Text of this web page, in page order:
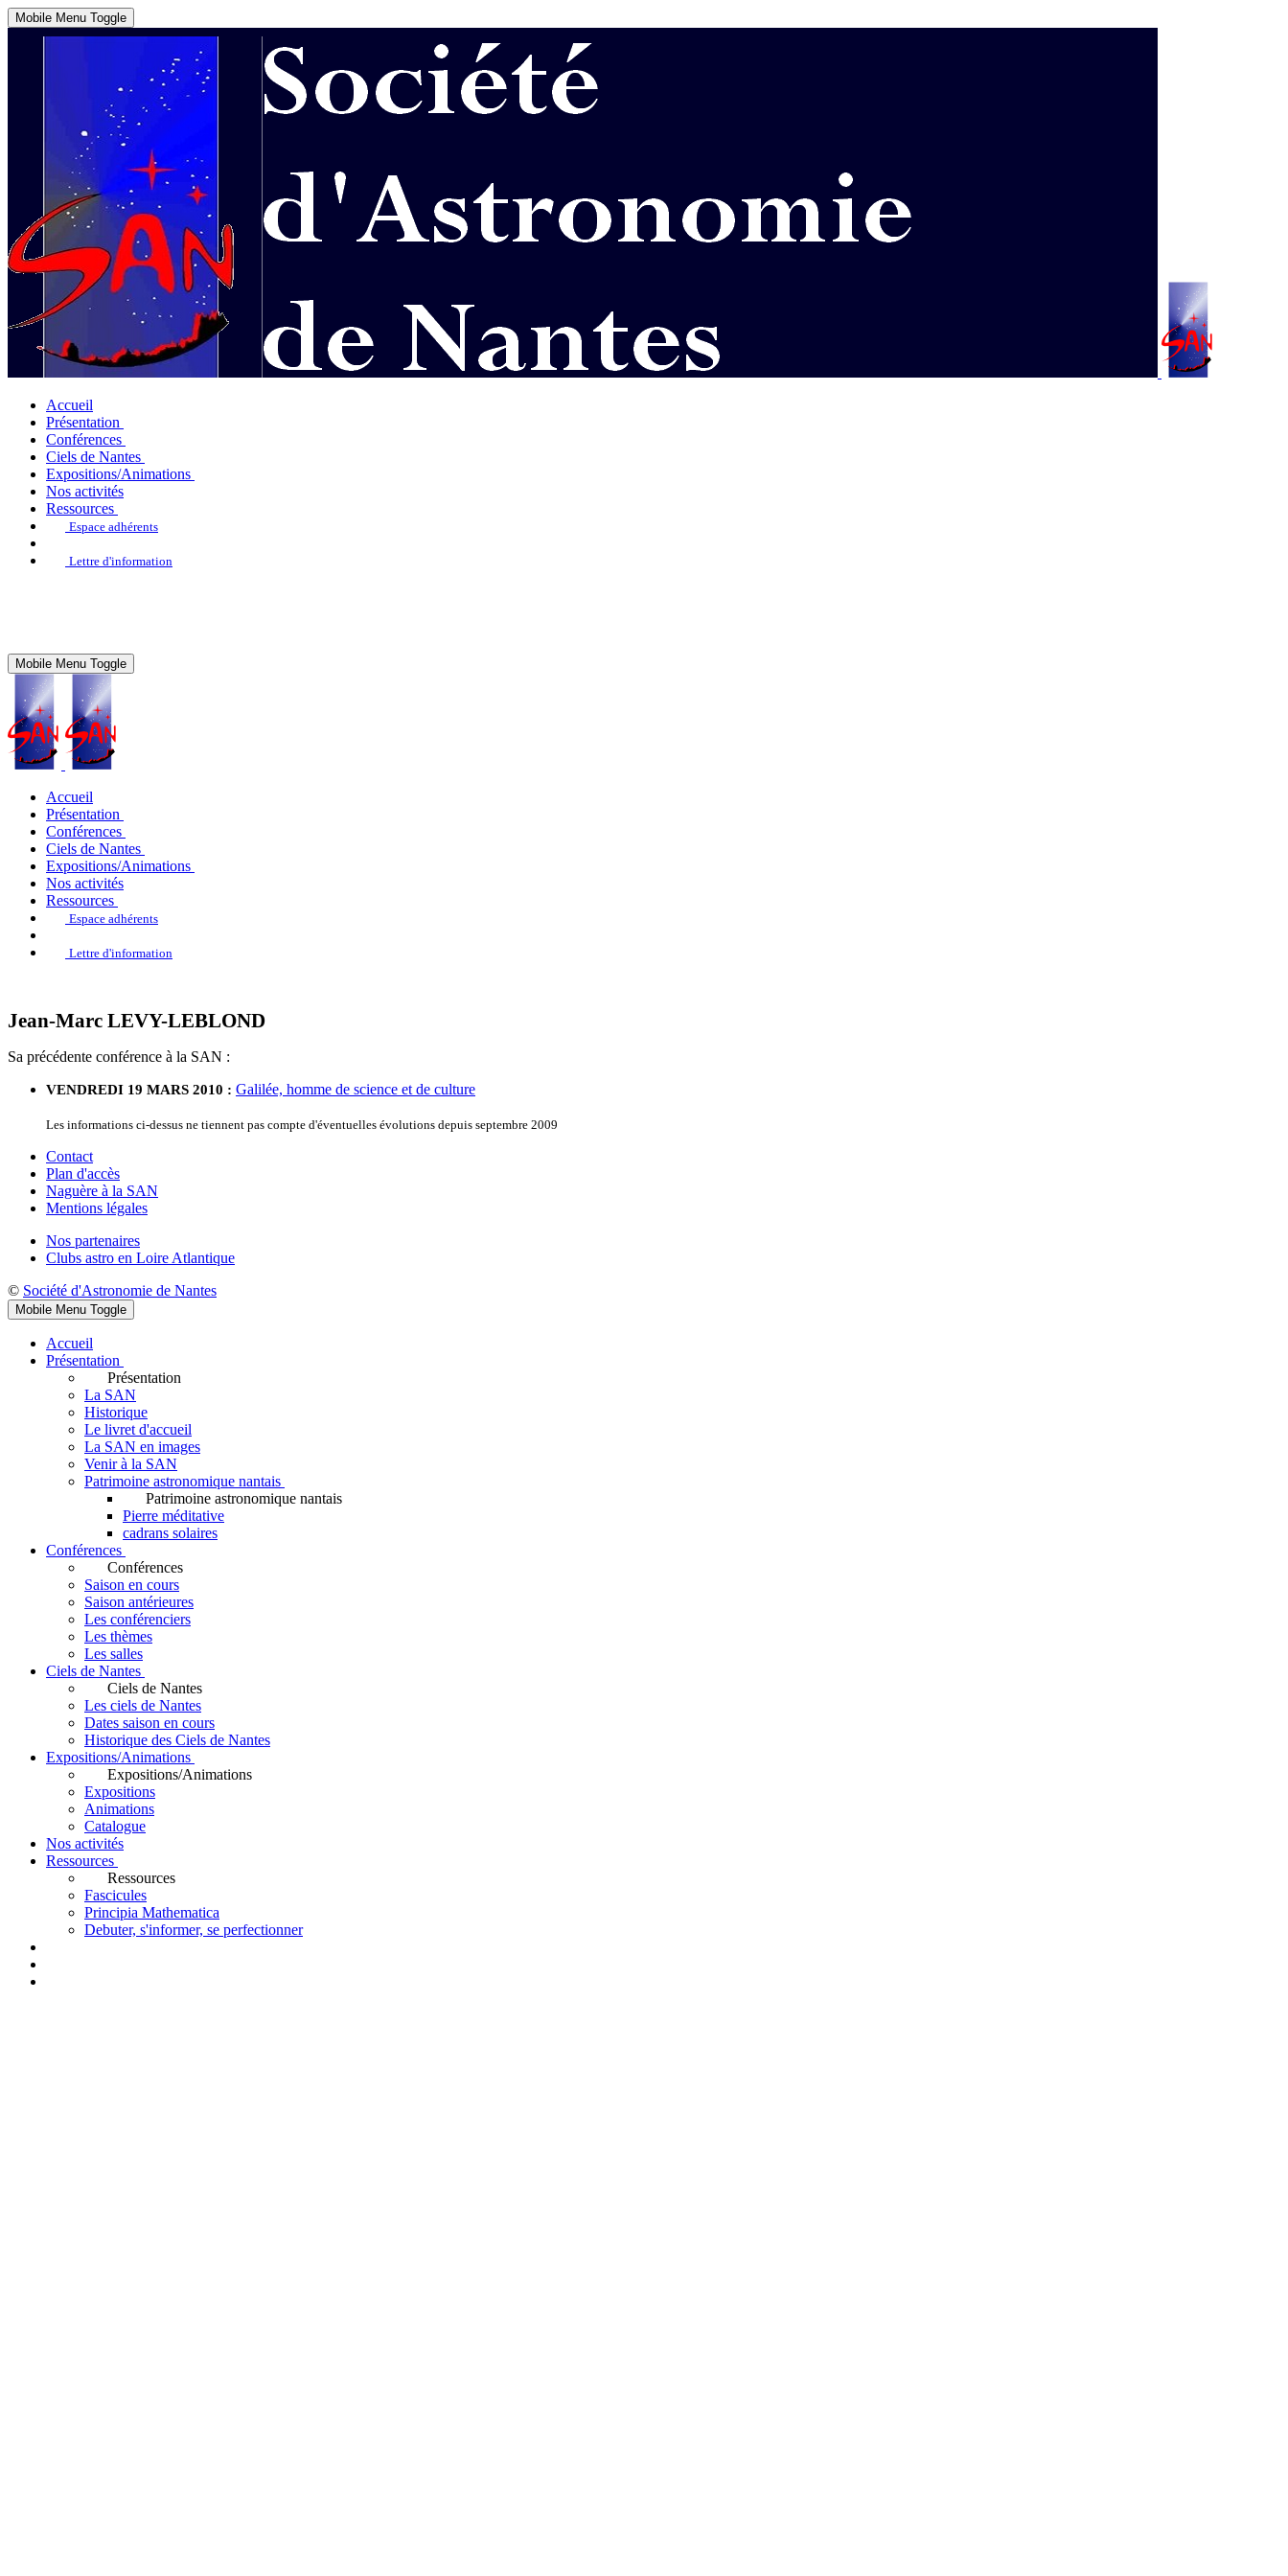
Mobile Menu Toggle
Accueil
Présentation
Conférences
Ciels de Nantes
Expositions/Animations
Nos activités
Ressources
Espace adhérents
Lettre d'information
Mobile Menu Toggle
Accueil
Présentation
Conférences
Ciels de Nantes
Expositions/Animations
Nos activités
Ressources
Espace adhérents
Lettre d'information
Jean-Marc LEVY-LEBLOND
Sa précédente conférence à la SAN :
VENDREDI 19 MARS 2010 : Galilée, homme de science et de culture
Les informations ci-dessus ne tiennent pas compte d'éventuelles évolutions depuis septembre 2009
Contact
Plan d'accès
Naguère à la SAN
Mentions légales
Nos partenaires
Clubs astro en Loire Atlantique
© Société d'Astronomie de Nantes
Mobile Menu Toggle
Accueil
Présentation
Présentation
La SAN
Historique
Le livret d'accueil
La SAN en images
Venir à la SAN
Patrimoine astronomique nantais
Patrimoine astronomique nantais
Pierre méditative
cadrans solaires
Conférences
Conférences
Saison en cours
Saison antérieures
Les conférenciers
Les thèmes
Les salles
Ciels de Nantes
Ciels de Nantes
Les ciels de Nantes
Dates saison en cours
Historique des Ciels de Nantes
Expositions/Animations
Expositions/Animations
Expositions
Animations
Catalogue
Nos activités
Ressources
Ressources
Fascicules
Principia Mathematica
Debuter, s'informer, se perfectionner